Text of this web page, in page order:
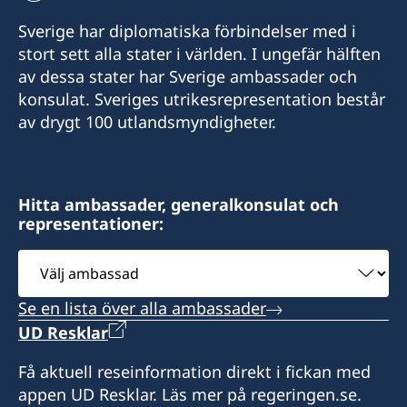
E-post:
mongolia@sweden-consulate.mn
Fax:
Bodi Tower 1201,
Sukhbaatar Square,
Ulan Bator, Mongolia
Måndag till fredag, kl. 09-17
Konsul
Boldkhuyag Luvsanvandan
Sverige har diplomatiska förbindelser med i
stort sett alla stater i världen. I ungefär hälften
av dessa stater har Sverige ambassader och
konsulat. Sveriges utrikesrepresentation består
av drygt 100 utlandsmyndigheter.
Hitta ambassader, generalkonsulat och
representationer:
Välj
ambassad
Se en lista över alla ambassader
UD Resklar
Få aktuell reseinformation direkt i fickan med
appen UD Resklar. Läs mer på regeringen.se.